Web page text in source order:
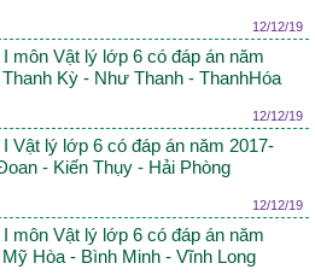
12/12/19
môn Vật lý lớp 6 có đáp án năm
Kỳ - Như Thanh - ThanhHóa
12/12/19
Vật lý lớp 6 có đáp án năm 2017-
- Kiến Thụy - Hải Phòng
12/12/19
môn Vật lý lớp 6 có đáp án năm
Hòa - Bình Minh - Vĩnh Long